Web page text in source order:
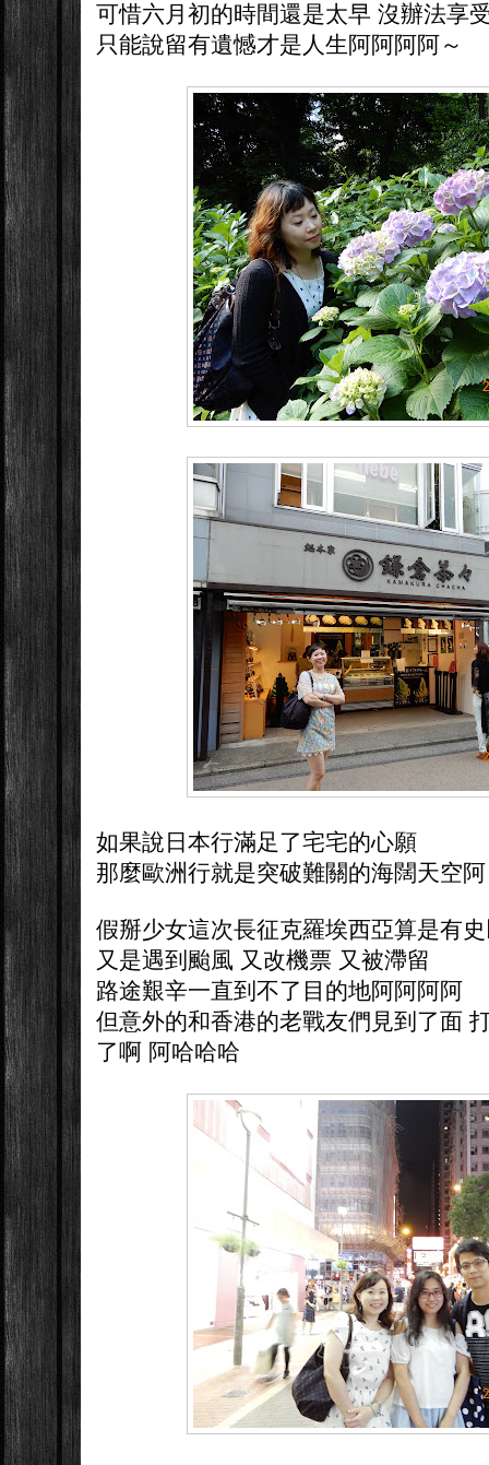
可惜六月初的時間還是太早 沒辦法享
只能說留有遺憾才是人生阿阿阿阿～
如果說日本行滿足了宅宅的心願
那麼歐洲行就是突破難關的海闊天空
假掰少女這次長征克羅埃西亞算是有
又是遇到颱風 又改機票 又被滯留
路途艱辛一直到不了目的地阿阿阿阿
但意外的和香港的老戰友們見到了面
了啊 阿哈哈哈